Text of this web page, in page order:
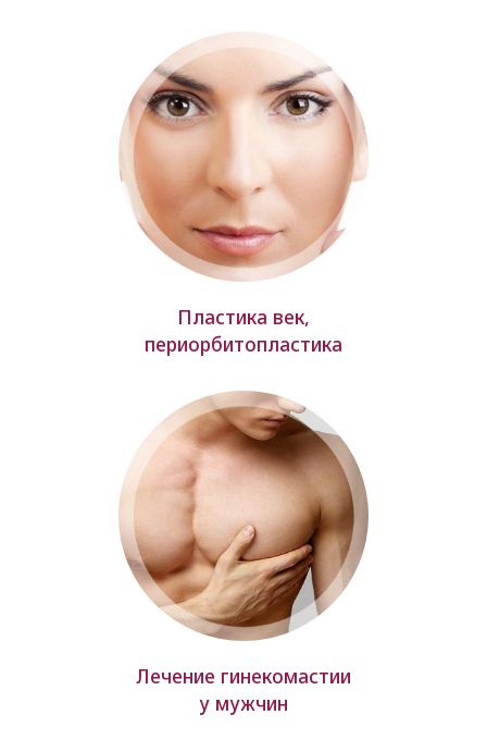
Пластика век,
периорбитопластика
Лечение гинекомастии
у мужчин